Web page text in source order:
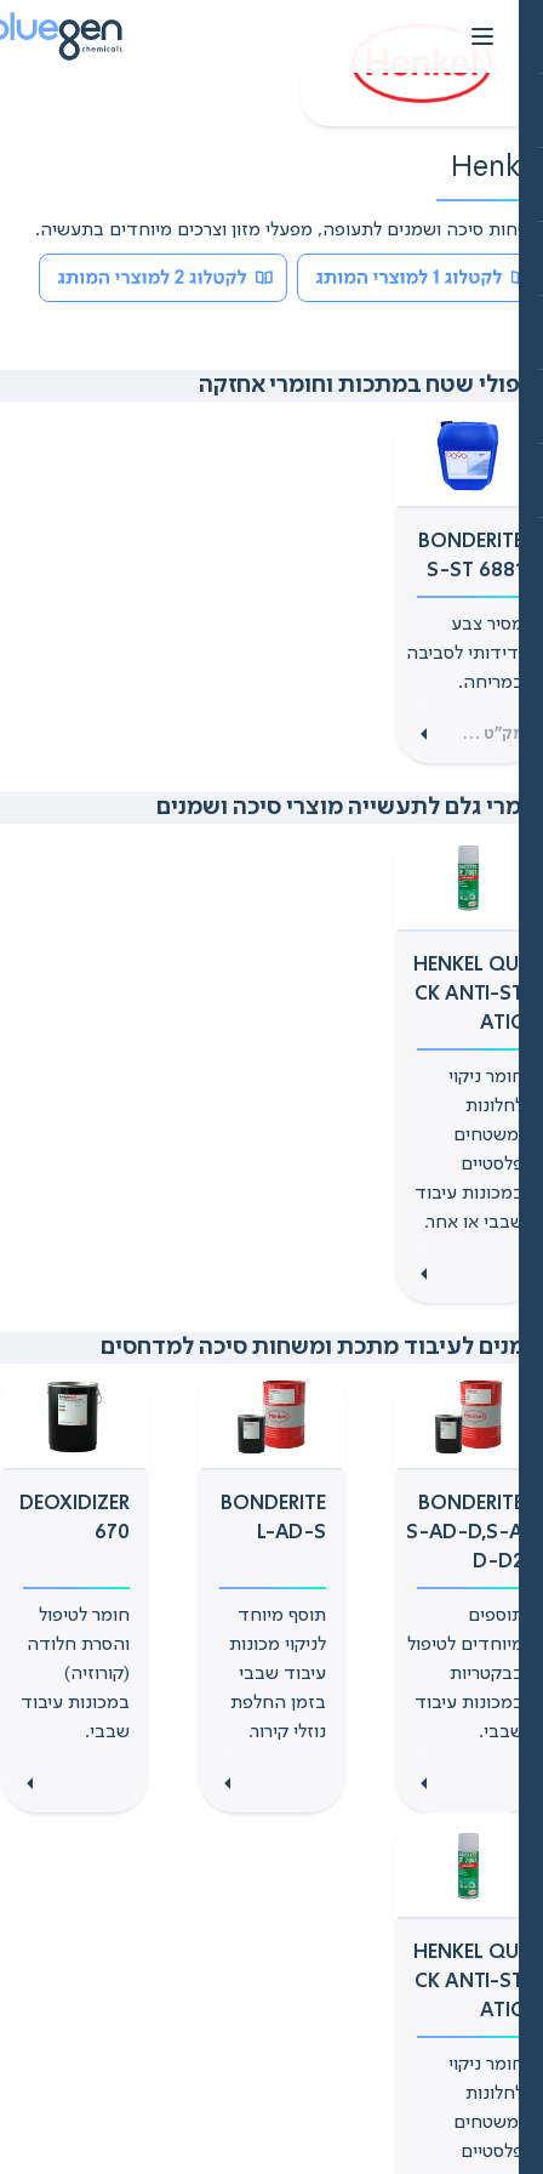
סיכה ושמנים לתעופה, מפעלי מזון וצרכים מיוחדים בתעשיה.
שטח במתכות וחומרי אחזקה
S-ST
צבע
לסביבה
מק”ט 252688400025
גלם לתעשייה מוצרי סיכה ושמנים
HENKEL
CK ANTI-
ניקוי
עיבוד
או אחר.
לעיבוד מתכת ומשחות סיכה למדחסים
S-AD-D,S-
D-
לטיפול
עיבוד
BONDERITE
L-AD-S
תוסף מיוחד
לניקוי מכונות
עיבוד שבבי
בזמן החלפת
נוזלי קירור.
DEOXIDIZER
670
חומר לטיפול
והסרת חלודה
(קורוזיה)
במכונות עיבוד
שבבי.
HENKEL
CK ANTI-
ניקוי